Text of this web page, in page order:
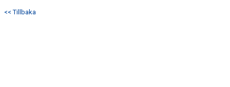
<< Tillbaka